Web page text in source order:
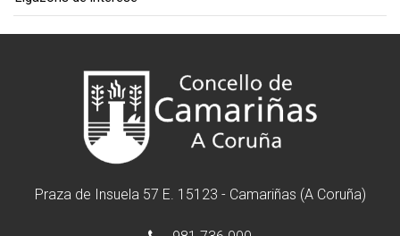
Praza de Insuela 57 E. 15123 - Camariñas (A Coruña)